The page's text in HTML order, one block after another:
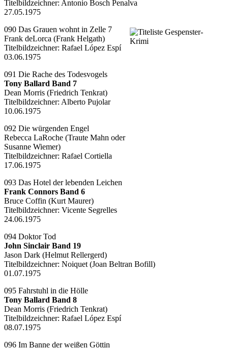
Titelbildzeichner: Antonio Bosch Penalva
27.05.1975
090 Das Grauen wohnt in Zelle 7
Frank deLorca (Frank Helgath)
Titelbildzeichner: Rafael López Espí
03.06.1975
091 Die Rache des Todesvogels
Tony Ballard Band 7
Dean Morris (Friedrich Tenkrat)
Titelbildzeichner: Alberto Pujolar
10.06.1975
092 Die würgenden Engel
Rebecca LaRoche (Traute Mahn oder
Susanne Wiemer)
Titelbildzeichner: Rafael Cortiella
17.06.1975
093 Das Hotel der lebenden Leichen
Frank Connors Band 6
Bruce Coffin (Kurt Maurer)
Titelbildzeichner: Vicente Segrelles
24.06.1975
094 Doktor Tod
John Sinclair Band 19
Jason Dark (Helmut Rellergerd)
Titelbildzeichner: Noiquet (Joan Beltran Bofill)
01.07.1975
095 Fahrstuhl in die Hölle
Tony Ballard Band 8
Dean Morris (Friedrich Tenkrat)
Titelbildzeichner: Rafael López Espí
08.07.1975
096 Im Banne der weißen Göttin